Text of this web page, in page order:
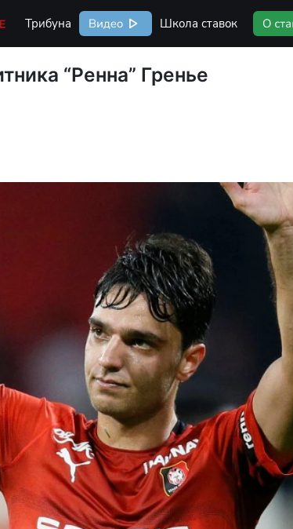
Трибуна Видео Школа ставок
“Ренна” Гренье